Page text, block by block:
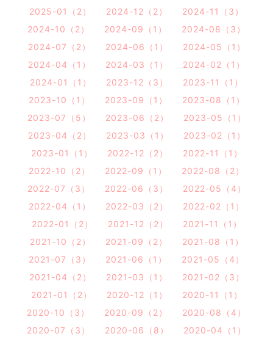
2025-01（2）
2024-12（2）
2024-11（3）
2024-10（2）
2024-09（1）
2024-08（3）
2024-07（2）
2024-06（1）
2024-05（1）
2024-04（1）
2024-03（1）
2024-02（1）
2024-01（1）
2023-12（3）
2023-11（1）
2023-10（1）
2023-09（1）
2023-08（1）
2023-07（5）
2023-06（2）
2023-05（1）
2023-04（2）
2023-03（1）
2023-02（1）
2023-01（1）
2022-12（2）
2022-11（1）
2022-10（2）
2022-09（1）
2022-08（2）
2022-07（3）
2022-06（3）
2022-05（4）
2022-04（1）
2022-03（2）
2022-02（1）
2022-01（2）
2021-12（2）
2021-11（1）
2021-10（2）
2021-09（2）
2021-08（1）
2021-07（3）
2021-06（1）
2021-05（4）
2021-04（2）
2021-03（1）
2021-02（3）
2021-01（2）
2020-12（1）
2020-11（1）
2020-10（3）
2020-09（2）
2020-08（4）
2020-07（3）
2020-06（8）
2020-04（1）